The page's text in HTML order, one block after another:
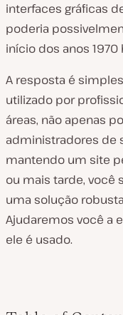
interfaces gráficas
poderia
início dos anos 1970
A resposta é
utilizado por
áreas, não apenas
administradores de
mantendo um site
ou mais tarde, você
uma solução
Ajudaremos você a
ele é usado.